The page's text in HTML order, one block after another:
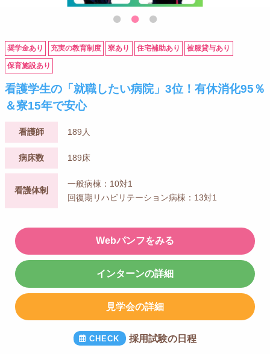
奨学金あり 充実の教育制度 寮あり 住宅補助あり 被服貸与あり
保育施設あり
看護学生の「就職したい病院」3位！有休消化95％
＆寮15年で安心
看護師 189人
病床数 189床
看護体制
一般病棟：10対1
回復期リハビリテーション病棟：13対1
Webパンフをみる
インターンの詳細
見学会の詳細
採用試験の日程